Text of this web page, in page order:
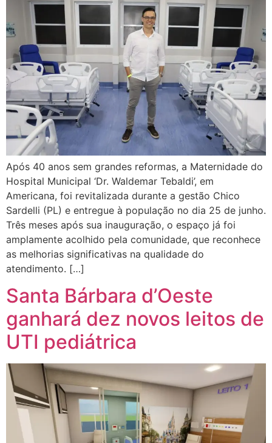
Após 40 anos sem grandes reformas, a Maternidade do
Hospital Municipal ‘Dr. Waldemar Tebaldi’, em
Americana, foi revitalizada durante a gestão Chico
Sardelli (PL) e entregue à população no dia 25 de junho.
Três meses após sua inauguração, o espaço já foi
amplamente acolhido pela comunidade, que reconhece
as melhorias significativas na qualidade do
atendimento. […]
Santa Bárbara d’Oeste
ganhará dez novos leitos de
UTI pediátrica